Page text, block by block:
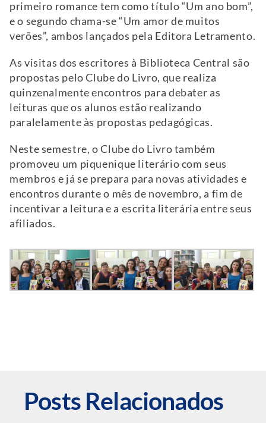
primeiro romance tem como título “Um ano bom”,
e o segundo chama-se “Um amor de muitos
verões”, ambos lançados pela Editora Letramento.
As visitas dos escritores à Biblioteca Central são
propostas pelo Clube do Livro, que realiza
quinzenalmente encontros para debater as
leituras que os alunos estão realizando
paralelamente às propostas pedagógicas.
Neste semestre, o Clube do Livro também
promoveu um piquenique literário com seus
membros e já se prepara para novas atividades e
encontros durante o mês de novembro, a fim de
incentivar a leitura e a escrita literária entre seus
afiliados.
Posts Relacionados